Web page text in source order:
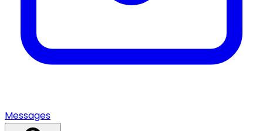
Messages